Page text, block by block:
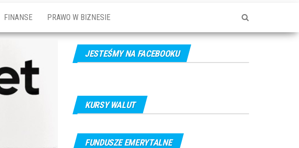
FINANSE PRAWO W BIZNESIE
JESTEŚMY NA FACEBOOKU
KURSY WALUT
FUNDUSZE EMERYTALNE